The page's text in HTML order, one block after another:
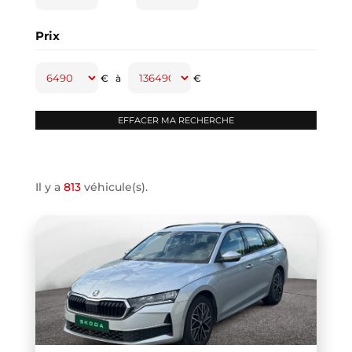
CLASSE A (1)
CLIO IV (1)
COMPASS
COOPER F67 (1)
COUPE R58 (1)
CRAFTER VAN (1)
DB11 COUPE (1)
Prix
€ à €
Il y a 813véhicule(s).